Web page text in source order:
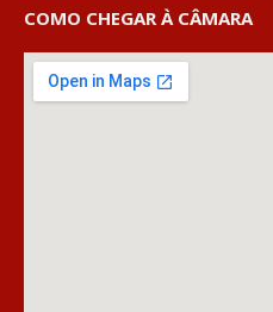
COMO CHEGAR À CÂMARA